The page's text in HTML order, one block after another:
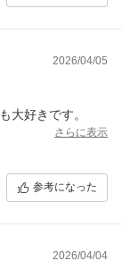
2026/04/05
大好きです。
さらに表示
参考になった
2026/04/04